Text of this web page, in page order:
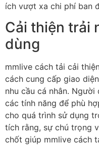
ích vượt xa chi phí ban
Cải thiện trải
dùng
mmlive cách tải cải
cách cung cấp giao
nhu cầu cá nhân.
các tính năng để phù
cho quá trình sử dụng
tích rằng, sự chú trọng
chốt giúp mmlive cách